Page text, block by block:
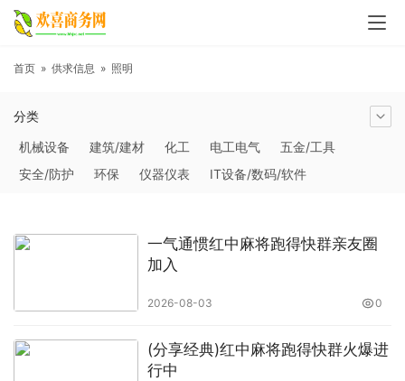
首页 » 供求信息 » 照明
分类
机械设备
建筑/建材 化工 电工电气
五金/工具
安全/防护
环保 仪器仪表
IT设备/数码/软件
汽摩及配件
日用百货 能源 加工 照明
通信产品
工艺品/礼品
纺织/皮革 办公/文教 其他未分类
一气通惯红中麻将跑得快群亲友圈
加入
2026-08-03 0
(分享经典)红中麻将跑得快群火爆进
行中